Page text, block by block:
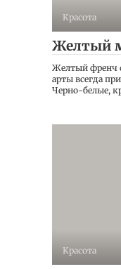
Красота
Желтый
Желтый френч
арты всегда
Черно-белые,
Красота